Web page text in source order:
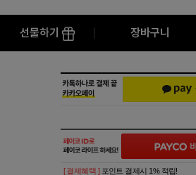
선물하기 장바구니
[ 결제혜택 ] 포인트 결제시 1% 적립!